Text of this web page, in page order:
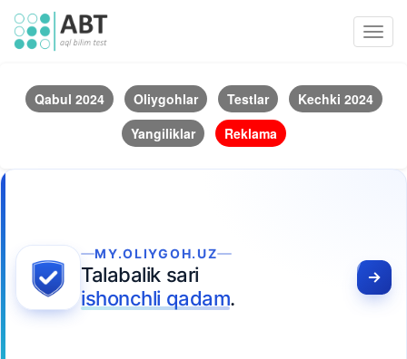
Qabul 2024 Oliygohlar Testlar
Kechki 2024
Yangiliklar
Reklama
MY.OLIYGOH.UZ
Talabalik sari
ishonchli qadam.